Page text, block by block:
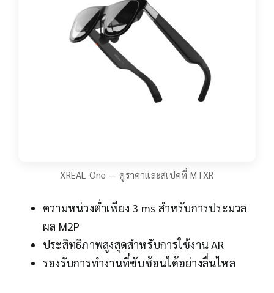
XREAL One — ดูราคาและสเปคที่ MTXR
ความหน่วงต่ำเพียง 3 ms สำหรับการประมวล
ผล M2P
ประสิทธิภาพสูงสุดสำหรับการใช้งาน AR
รองรับการทำงานที่ซับซ้อนได้อย่างลื่นไหล